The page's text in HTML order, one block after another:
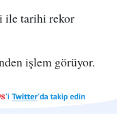
ile tarihi rekor
işlem görüyor.